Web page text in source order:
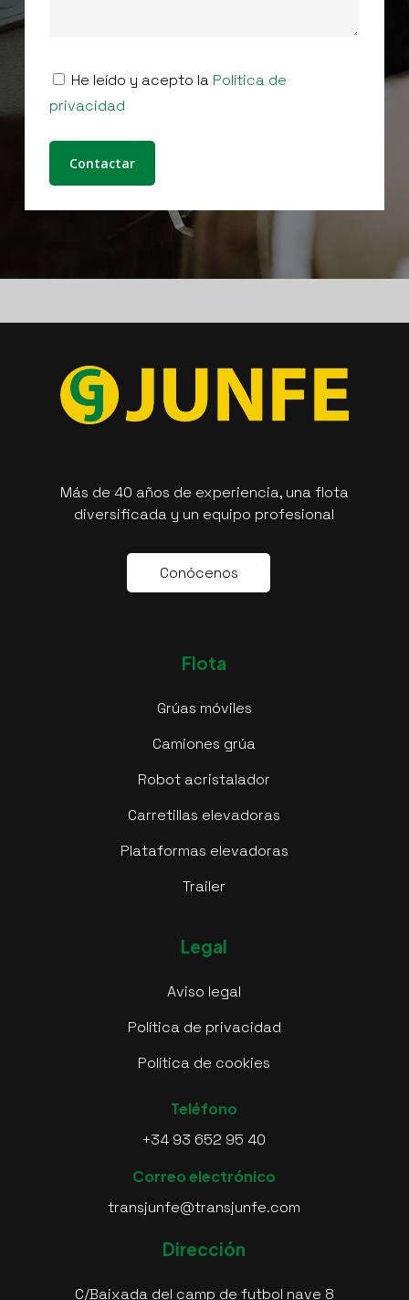
He leído y acepto la Política de
privacidad
Más de 40 años de experiencia, una flota
diversificada y un equipo profesional
Conócenos
Flota
Grúas móviles
Camiones grúa
Robot acristalador
Carretillas elevadoras
Plataformas elevadoras
Trailer
Legal
Aviso legal
Política de privacidad
Política de cookies
Teléfono
+34 93 652 95 40
Correo electrónico
transjunfe@transjunfe.com
Dirección
C/Baixada del camp de futbol nave 8